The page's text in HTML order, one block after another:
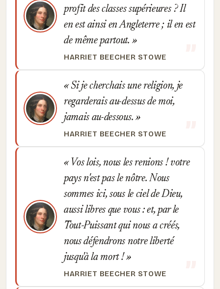
profit des classes supérieures ? Il
en est ainsi en Angleterre ; il en est
de même partout.
HARRIET BEECHER STOWE
Si je cherchais une religion, je
regarderais au-dessus de moi,
jamais au-dessous.
HARRIET BEECHER STOWE
Vos lois, nous les renions ! votre
pays n'est pas le nôtre. Nous
sommes ici, sous le ciel de Dieu,
aussi libres que vous : et, par le
Tout-Puissant qui nous a créés,
nous défendrons notre liberté
jusqu'à la mort !
HARRIET BEECHER STOWE